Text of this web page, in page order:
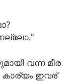
വന്ന മീര
കാര്യം ഇവര്